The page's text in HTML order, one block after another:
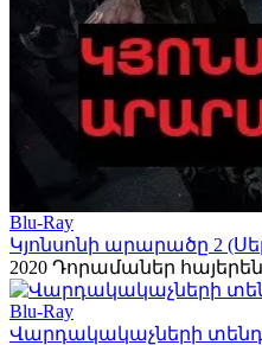
Blu-Ray
Կյոնսոնի արարածը 2
2020 Դորամաներ
Blu-Ray
Վարդակակաչների տենդը